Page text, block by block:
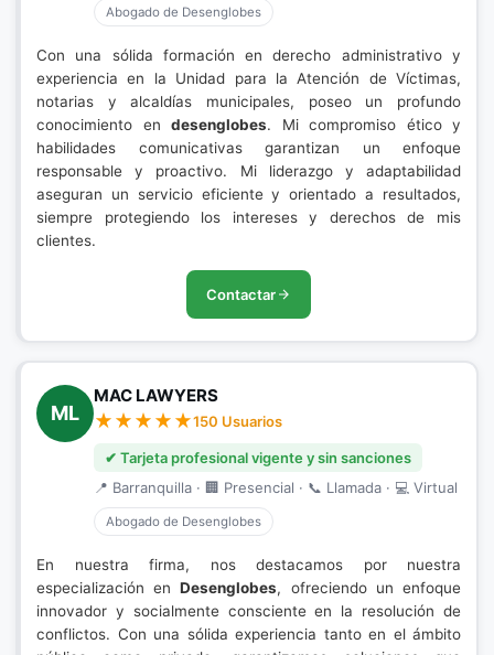
Abogado de Desenglobes
Con una sólida formación en derecho administrativo y
experiencia en la Unidad para la Atención de Víctimas,
notarias y alcaldías municipales, poseo un profundo
conocimiento en desenglobes. Mi compromiso ético y
habilidades comunicativas garantizan un enfoque
responsable y proactivo. Mi liderazgo y adaptabilidad
aseguran un servicio eficiente y orientado a resultados,
siempre protegiendo los intereses y derechos de mis
clientes.
Contactar
ML
MAC LAWYERS
150 Usuarios
✔ Tarjeta profesional vigente y sin sanciones
📍 Barranquilla · 🏢 Presencial · 📞 Llamada · 💻 Virtual
Abogado de Desenglobes
En nuestra firma, nos destacamos por nuestra
especialización enDesenglobes, ofreciendo un enfoque
innovador y socialmente consciente en la resolución de
conflictos. Con una sólida experiencia tanto en el ámbito